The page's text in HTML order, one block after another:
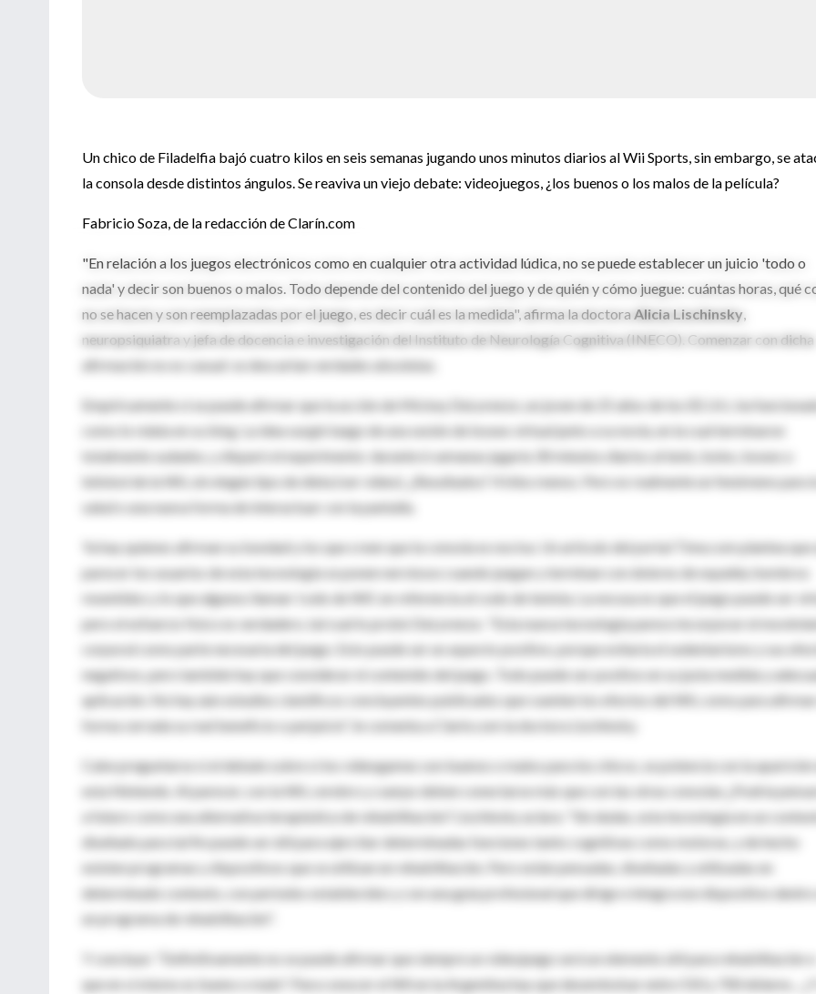
Un chico de Filadelfia bajó cuatro kilos en seis semanas jugando unos minutos diarios al Wii Sports, sin embargo, se
la consola desde distintos ángulos. Se reaviva un viejo debate: videojuegos, ¿los buenos o los malos de la película?
Fabricio Soza, de la redacción de Clarín.com
"En relación a los juegos electrónicos como en cualquier otra actividad lúdica, no se puede establecer un juicio 'todo o
nada' y decir son buenos o malos. Todo depende del contenido del juego y de quién y cómo juegue: cuántas horas, qué
no se hacen y son reemplazadas por el juego, es decir cuál es la medida", afirma la doctora Alicia Lischinsky
neuropsiquiatra y jefa de docencia e investigación del Instituto de Neurología Cognitiva (INECO). Comenzar con dicha
afirmación no es casual: se descartan verdades absolutas.
Empíricamente sí se puede afirmar que la acción de Mickey DeLorenzo, un joven de 25 años de los EE.UU., ha
como lo relata en su blog. La idea surgió luego de una sesión de boxeo virtual junto a su novia, en la cual terminaron
totalmente sudados, y disparó el experimento: durante 6 semanas jugaría 30 minutos diarios al tenis, bolos, boxeo o
béisbol de la Wii, sin ningún tipo de dieta (ver video). ¿Resultados? 4 kilos menos. Pero es realmente un fenómeno para
salud o una nueva forma de interactuar con la pantalla.
Ya hay quienes afirman su bondad y los que creen que la consola es nociva. Un artículo del portal Time.com plantea que
parecer los usuarios de esta tecnología se ponen nerviosos cuando juegan y terminan con dolores de espalda, hombros
resentidos y lo que algunos llaman 'codo de Wii', en referencia al codo de tenista. La excusa es que el juego puede ser
pero el esfuerzo físico es verdadero, tal cual lo probó DeLorenzo. "Esta nueva tecnología parece incorporar el
corporal como parte necesaria del juego. Esto puede ser un aspecto positivo, porque evitaría el sedentarismo y sus
negativos, pero también hay que considerar el contenido del juego. Todo puede ser positivo en su justa medida y
aplicación. No hay aún estudios científicos concluyentes publicados que cuenten los efectos del Wii, como para
forma cerrada su real beneficio o perjuicio", le comenta a Clarín.com la doctora Lischinsky.
Cabe preguntarse si el debate sobre si los videogames son buenos o malos para los chicos, se potencia con la
esta Nintendo. Al parecer, con la Wii, cerebro y cuerpo deben conectarse más que con las otras consolas ¿Podría
a futuro como una alternativa terapéutica de rehabilitación? Lischinsky aclara: "Sin dudas, esta tecnología en un
diseñado para tal fin puede ser útil para ejercitar determinadas funciones tanto cognitivas como motoras, y de hecho
existen programas y dispositivos que se utilizan en rehabilitación. Pero están pensadas, diseñadas y utilizadas en
determinado contexto, con períodos establecidos y con una guía profesional que dirige e integra ese dispositivo
un programa de rehabilitación".
Y concluye: "Definitivamente no se puede afirmar que siempre un videojuego será un elemento útil para rehabilitación o
que en sí mismo es bueno o malo". Para conocer el Wii en la Argentina hay que desembolsar entre 550 y 700 dólares...